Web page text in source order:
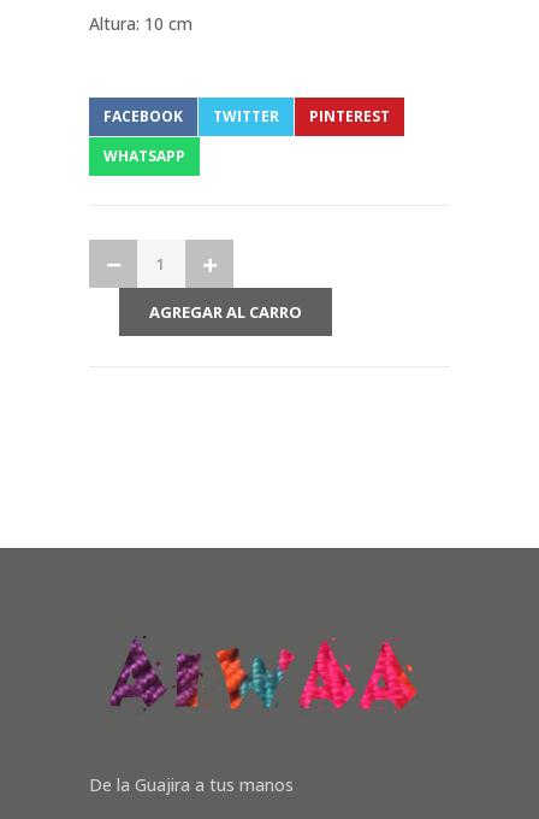
Altura: 10 cm
FACEBOOK TWITTER
PINTEREST
WHATSAPP
De la Guajira a tus manos